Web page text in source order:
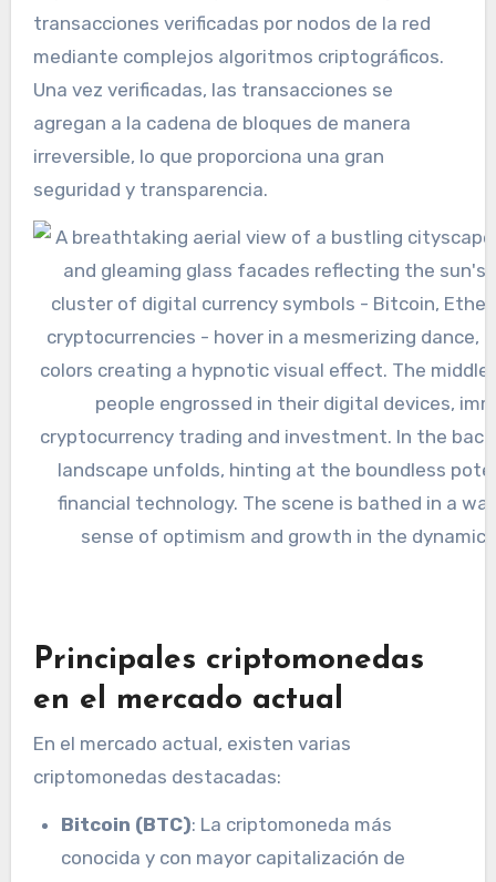
transacciones verificadas por nodos de la red
mediante complejos algoritmos criptográficos.
Una vez verificadas, las transacciones se
agregan a la cadena de bloques de manera
irreversible, lo que proporciona una gran
seguridad y transparencia.
Principales criptomonedas
en el mercado actual
En el mercado actual, existen varias
criptomonedas destacadas:
Bitcoin (BTC): La criptomoneda más
conocida y con mayor capitalización de